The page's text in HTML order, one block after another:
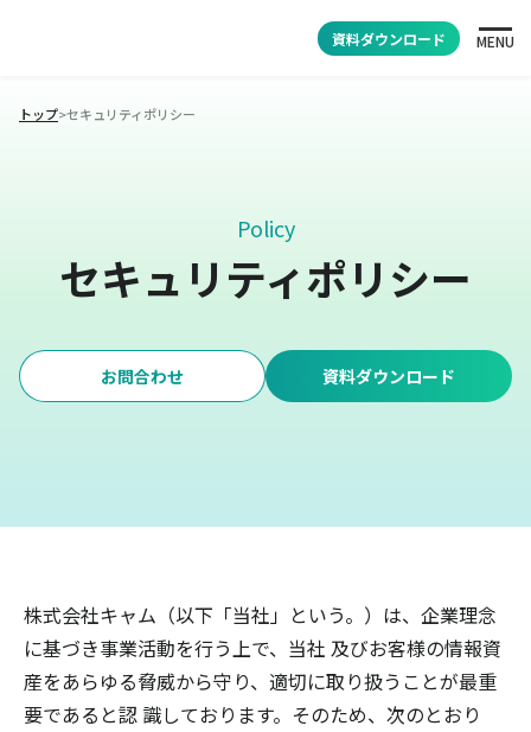
資料ダウンロード MENU
トップ>セキュリティポリシー
Policy
セキュリティポリシー
お問合わせ 資料ダウンロード
株式会社キャム（以下「当社」という。）は、企業理念
に基づき事業活動を行う上で、当社 及びお客様の情報資
産をあらゆる脅威から守り、適切に取り扱うことが最重
要であると認 識しております。そのため、次のとおり